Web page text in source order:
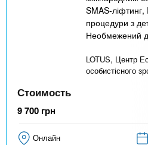
SMAS-ліфтинг,
процедури з
Необмежений
LOTUS, Центр
особистісного
Стоимость
9 700 грн
Онлайн